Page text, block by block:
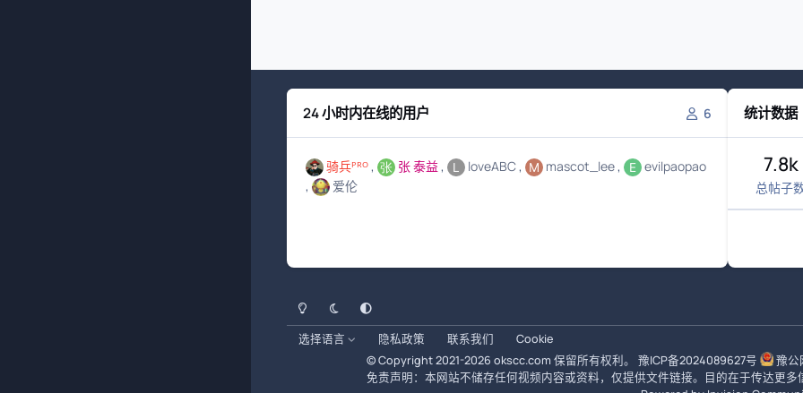
24 小时内在线的用户 6
骑兵ᴾᴿᴼ 张 泰益 loveABC mascot_lee
evilpaopao
爱伦
统计数据
7.8k
总帖子
浅色模式黑暗模式系统偏好
选择语言 隐私政策 联系我们
Cookie
© Copyright 2021-2026 okscc.com 保留所有权利。 豫ICP备2024089627号
豫公
免责声明：本网站不储存任何视频内容或资料，仅提供文件链接。目的在于传达更